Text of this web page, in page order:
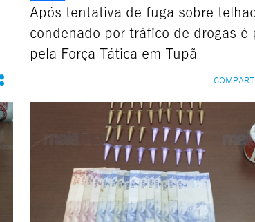
Após tentativa de fuga sobre
condenado por tráfico de drogas é
pela Força Tática em Tupã